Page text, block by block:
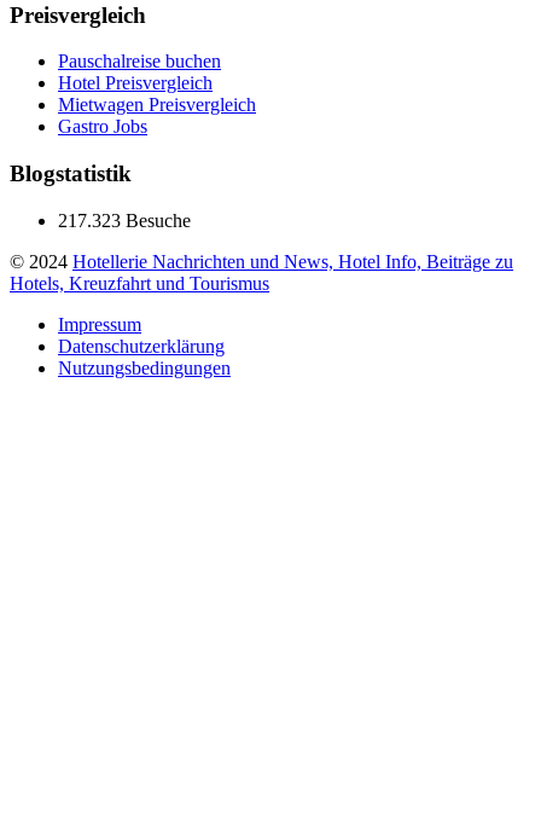
Preisvergleich
Pauschalreise buchen
Hotel Preisvergleich
Mietwagen Preisvergleich
Gastro Jobs
Blogstatistik
217.323 Besuche
© 2024 Hotellerie Nachrichten und News, Hotel Info, Beiträge zu
Hotels, Kreuzfahrt und Tourismus
Impressum
Datenschutzerklärung
Nutzungsbedingungen